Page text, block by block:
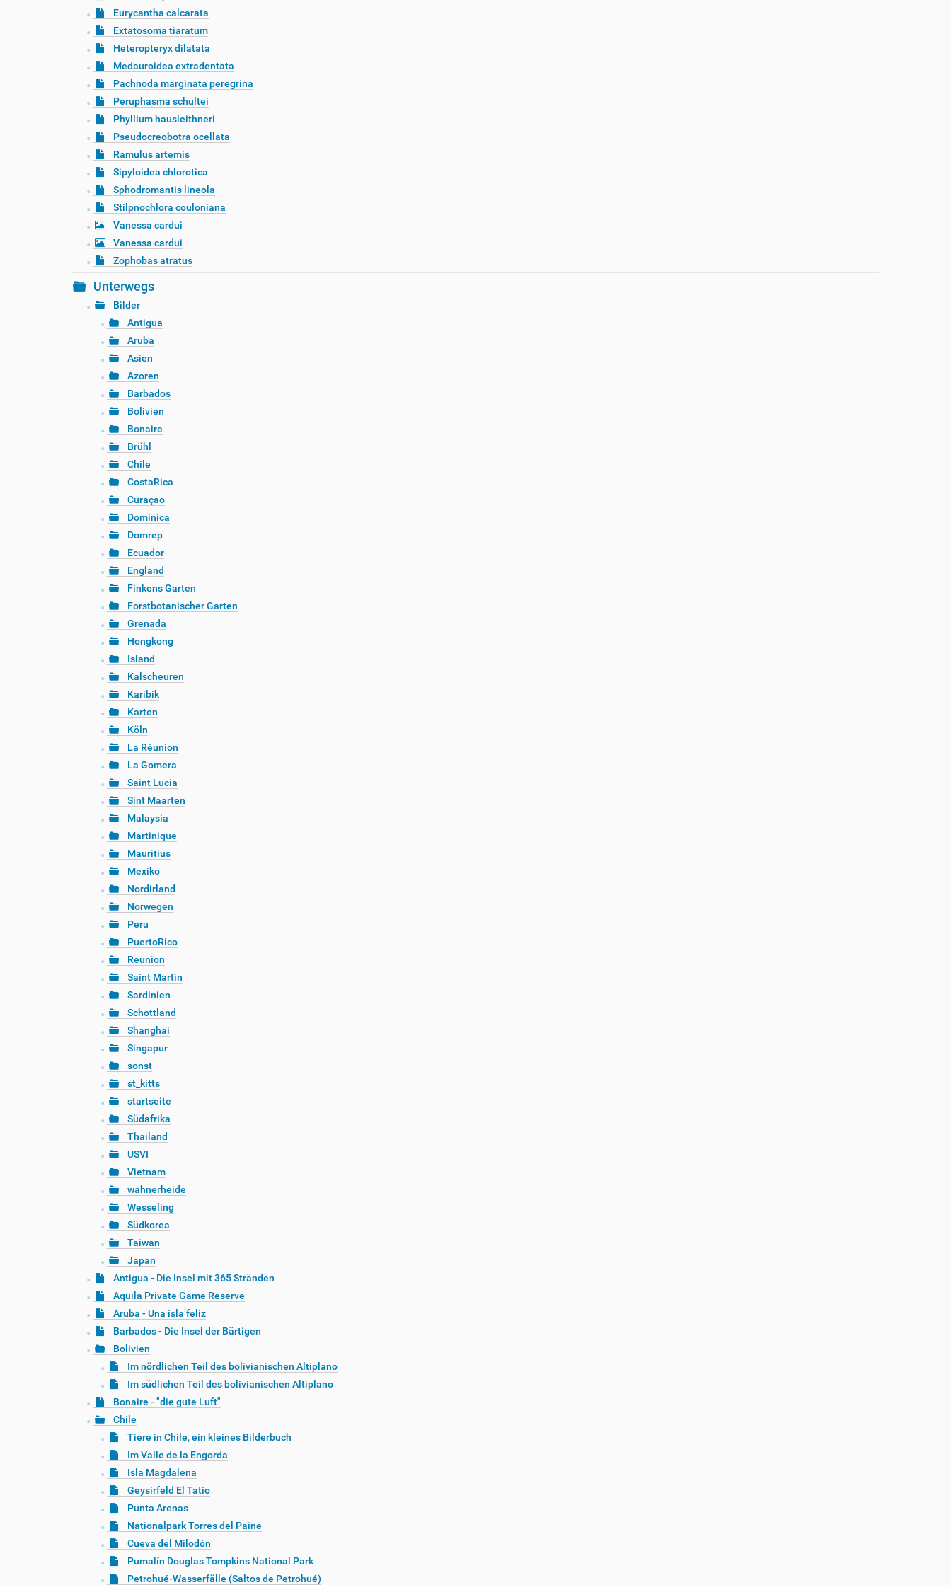
Eurycantha calcarata
Extatosoma tiaratum
Heteropteryx dilatata
Medauroidea extradentata
Pachnoda marginata peregrina
Peruphasma schultei
Phyllium hausleithneri
Pseudocreobotra ocellata
Ramulus artemis
Sipyloidea chlorotica
Sphodromantis lineola
Stilpnochlora couloniana
Vanessa cardui
Vanessa cardui
Zophobas atratus
Unterwegs
Bilder
Antigua
Aruba
Asien
Azoren
Barbados
Bolivien
Bonaire
Brühl
Chile
CostaRica
Curaçao
Dominica
Domrep
Ecuador
England
Finkens Garten
Forstbotanischer Garten
Grenada
Hongkong
Island
Kalscheuren
Karibik
Karten
Köln
La Réunion
La Gomera
Saint Lucia
Sint Maarten
Malaysia
Martinique
Mauritius
Mexiko
Nordirland
Norwegen
Peru
PuertoRico
Reunion
Saint Martin
Sardinien
Schottland
Shanghai
Singapur
sonst
st_kitts
startseite
Südafrika
Thailand
USVI
Vietnam
wahnerheide
Wesseling
Südkorea
Taiwan
Japan
Antigua - Die Insel mit 365 Stränden
Aquila Private Game Reserve
Aruba - Una isla feliz
Barbados - Die Insel der Bärtigen
Bolivien
Im nördlichen Teil des bolivianischen Altiplano
Im südlichen Teil des bolivianischen Altiplano
Bonaire - "die gute Luft"
Chile
Tiere in Chile, ein kleines Bilderbuch
Im Valle de la Engorda
Isla Magdalena
Geysirfeld El Tatio
Punta Arenas
Nationalpark Torres del Paine
Cueva del Milodón
Pumalín Douglas Tompkins National Park
Petrohué-Wasserfälle (Saltos de Petrohué)